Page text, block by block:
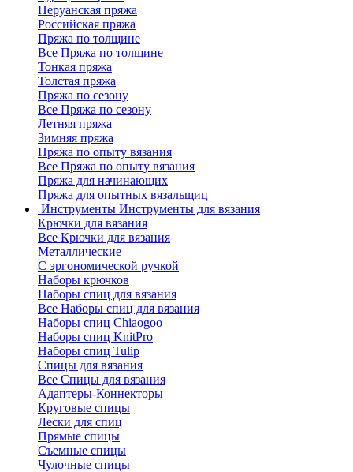
Перуанская пряжа
Российская пряжа
Пряжа по толщине
Все Пряжа по толщине
Тонкая пряжа
Толстая пряжа
Пряжа по сезону
Все Пряжа по сезону
Летняя пряжа
Зимняя пряжа
Пряжа по опыту вязания
Все Пряжа по опыту вязания
Пряжа для начинающих
Пряжа для опытных вязальщиц
Инструменты Инструменты для вязания
Крючки для вязания
Все Крючки для вязания
Металлические
С эргономической ручкой
Наборы крючков
Наборы спиц для вязания
Все Наборы спиц для вязания
Наборы спиц Chiaogoo
Наборы спиц KnitPro
Наборы спиц Tulip
Спицы для вязания
Все Спицы для вязания
Адаптеры-Коннекторы
Круговые спицы
Лески для спиц
Прямые спицы
Съемные спицы
Чулочные спицы